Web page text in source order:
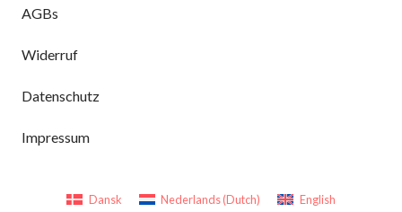
AGBs
Widerruf
Datenschutz
Impressum
Dansk Nederlands(Dutch) English